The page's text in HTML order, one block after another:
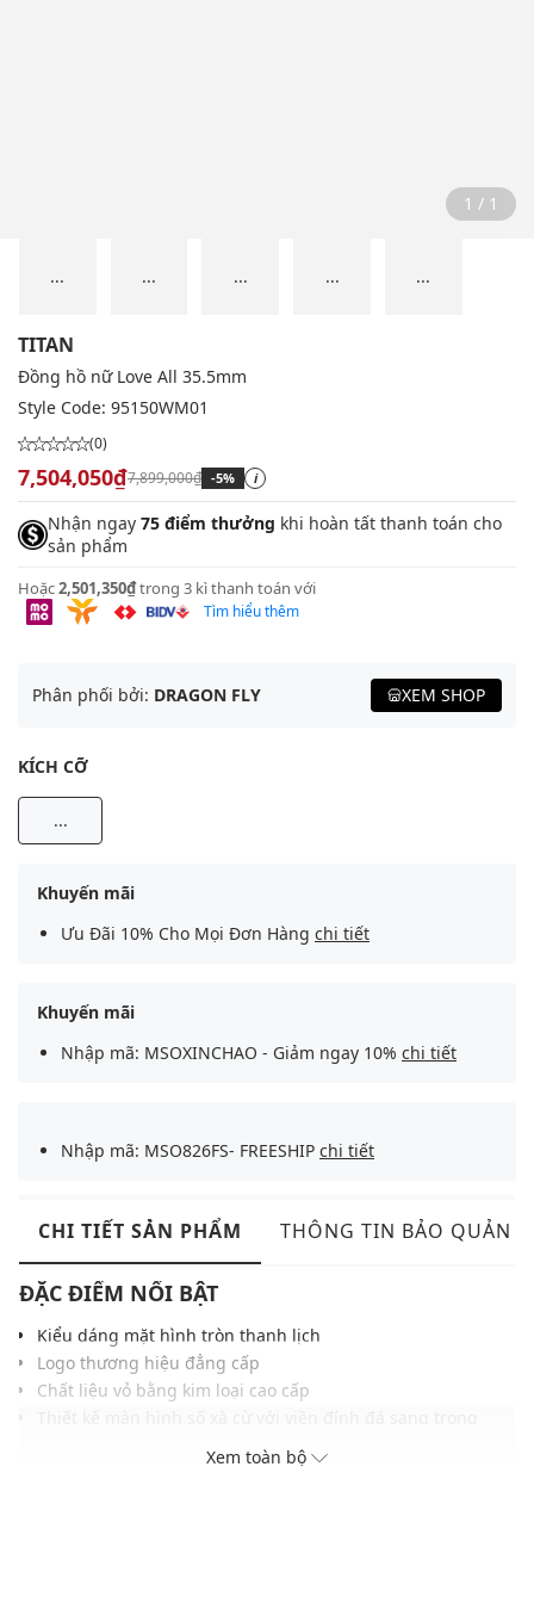
1 / 1
... ... ... ... ...
TITAN
Đồng hồ nữ Love All 35.5mm
Style Code: 95150WM01
(0)
7,504,050₫7,899,000₫ -5% i
Nhận ngay 75 điểm thưởng khi hoàn tất thanh toán cho
sản phẩm
Hoặc2,501,350₫trong 3 kì thanh toán với
Tìm hiểu thêm
Phân phối bởi: DRAGON FLY XEM SHOP
KÍCH CỠ
...
Khuyến mãi
Ưu Đãi 10% Cho Mọi Đơn Hàng chi tiết
Khuyến mãi
Nhập mã: MSOXINCHAO - Giảm ngay 10% chi tiết
Nhập mã: MSO826FS- FREESHIP chi tiết
CHI TIẾT SẢN PHẨM THÔNG TIN BẢO QUẢN
ĐẶC ĐIỂM NỔI BẬT
Kiểu dáng mặt hình tròn thanh lịch
Logo thương hiệu đẳng cấp
Chất liệu vỏ bằng kim loại cao cấp
Khả năng chống nước ở độ sâu 30m
Xem toàn bộ